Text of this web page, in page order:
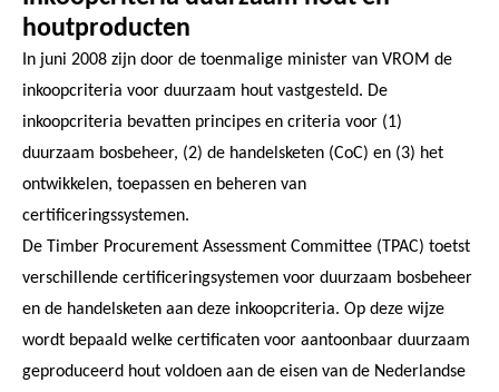
houtproducten
In juni 2008 zijn door de toenmalige minister van VROM de
inkoopcriteria voor duurzaam hout vastgesteld. De
inkoopcriteria bevatten principes en criteria voor (1)
duurzaam bosbeheer, (2) de handelsketen (CoC) en (3) het
ontwikkelen, toepassen en beheren van
certificeringssystemen.
De Timber Procurement Assessment Committee (TPAC) toetst
verschillende certificeringsystemen voor duurzaam bosbeheer
en de handelsketen aan deze inkoopcriteria. Op deze wijze
wordt bepaald welke certificaten voor aantoonbaar duurzaam
geproduceerd hout voldoen aan de eisen van de Nederlandse